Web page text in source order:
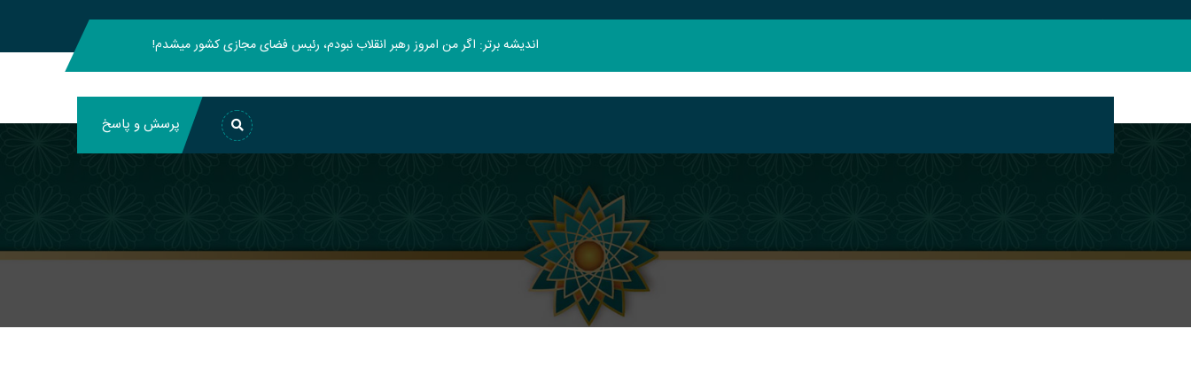
بانک محتوای مراکز تبلیغ مجازی حوزه های علمیه
اندیشه برتر: اگر من امروز رهبر انقلاب نبودم، رئیس فضای مجازی کشور میشدم!
پرسش و پاسخ